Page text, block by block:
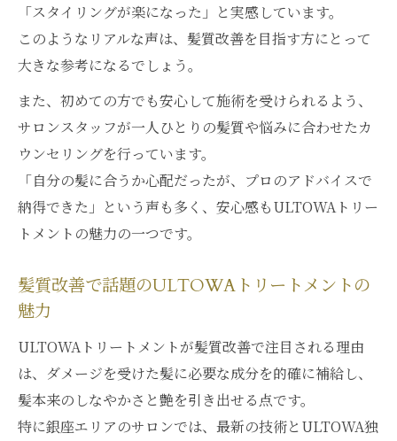
理想の美髪はULTOWAトリートメントで手に入
る
ULTOWAトリートメントで叶う理想の髪質
改善法
憧れの美髪はULTOWAトリートメントで実
現できる
髪の内部から潤うULTOWAトリートメント
体験談
ULTOWAトリートメントの持続力と自宅ケ
アのコツ
髪の内部から美しさ蘇る最新トリートメント法
ULTOWAトリートメント最新技術の特徴と
「スタイリングが楽になった」と実感しています。
このようなリアルな声は、髪質改善を目指す方にとって
大きな参考になるでしょう。
また、初めての方でも安心して施術を受けられるよう、
サロンスタッフが一人ひとりの髪質や悩みに合わせたカ
ウンセリングを行っています。
「自分の髪に合うか心配だったが、プロのアドバイスで
納得できた」という声も多く、安心感もULTOWAトリー
トメントの魅力の一つです。
髪質改善で話題のULTOWAトリートメントの
魅力
ULTOWAトリートメントが髪質改善で注目される理由
は、ダメージを受けた髪に必要な成分を的確に補給し、
髪本来のしなやかさと艶を引き出せる点です。
特に銀座エリアのサロンでは、最新の技術とULTOWA独